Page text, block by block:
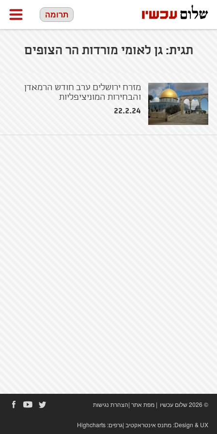
תרומה
תגית:גן לאומי מורדות הר הצופים
מזרח ירושלים ערב חודש הרמאדן
והבחירות המוניציפליות
22.2.24
© 2026 שלום עכשיו | מפת אתר|הצהרת נגישות
Design & UX: מתנס אינטראקטיב|גרפים: Highcharts